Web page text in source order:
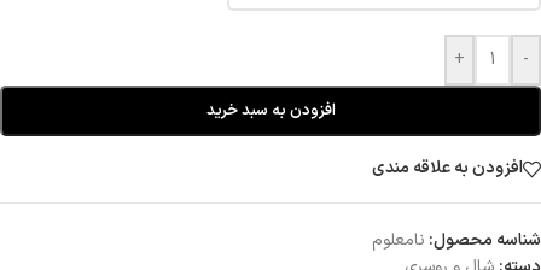
-
+
افزودن به سبد خرید
افزودن به علاقه مندی
شناسه محصول: نامعلوم